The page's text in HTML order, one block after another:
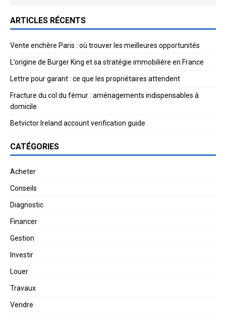
ARTICLES RÉCENTS
Vente enchère Paris : où trouver les meilleures opportunités
L’origine de Burger King et sa stratégie immobilière en France
Lettre pour garant : ce que les propriétaires attendent
Fracture du col du fémur : aménagements indispensables à
domicile
Betvictor Ireland account verification guide
CATÉGORIES
Acheter
Conseils
Diagnostic
Financer
Gestion
Investir
Louer
Travaux
Vendre